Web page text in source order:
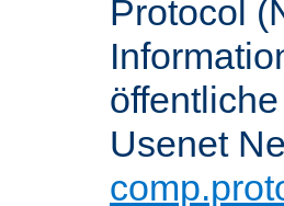
Protocol
Usenet